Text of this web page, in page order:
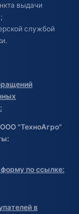
выдачи
службой
"ТехноАгро"
по ссылке:
в